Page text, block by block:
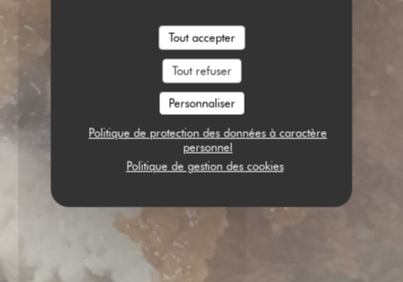
Tout accepter
Tout refuser
Personnaliser
Politique de protection des données à caractère
personnel
Politique de gestion des cookies